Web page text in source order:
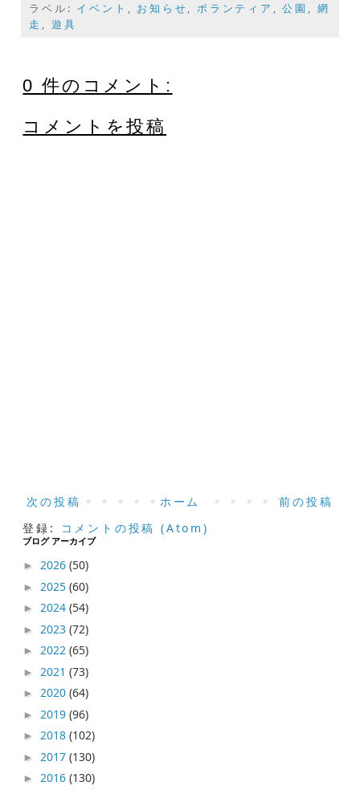
ラベル: イベント , お知らせ,ボランティア ,公園 , 網
走 , 遊具
0 件のコメント:
コメントを投稿
次の投稿 前の投稿
ホーム
登録:
コメントの投稿 (Atom)
ブログ アーカイブ
► 2026(50)
► 2025(60)
► 2024(54)
► 2023(72)
► 2022(65)
► 2021(73)
► 2020(64)
► 2019(96)
► 2018(102)
► 2017(130)
► 2016(130)